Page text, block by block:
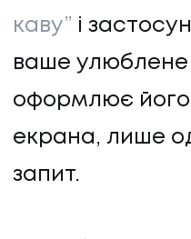
каву” і
ваше улюблене
оформлює його.
екрана, лише
запит.